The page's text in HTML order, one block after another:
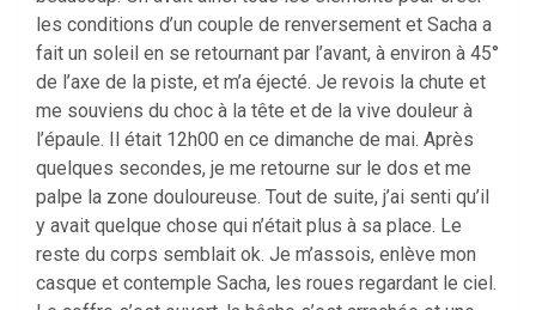
les conditions d’un couple de renversement et Sacha a
fait un soleil en se retournant par l’avant, à environ à 45°
de l’axe de la piste, et m’a éjecté. Je revois la chute et
me souviens du choc à la tête et de la vive douleur à
l’épaule. Il était 12h00 en ce dimanche de mai. Après
quelques secondes, je me retourne sur le dos et me
palpe la zone douloureuse. Tout de suite, j’ai senti qu’il
y avait quelque chose qui n’était plus à sa place. Le
reste du corps semblait ok. Je m’assois, enlève mon
casque et contemple Sacha, les roues regardant le ciel.